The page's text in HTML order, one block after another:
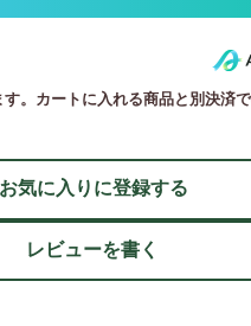
す。カートに入れる商品と別決済
お気に入りに登録する
レビューを書く